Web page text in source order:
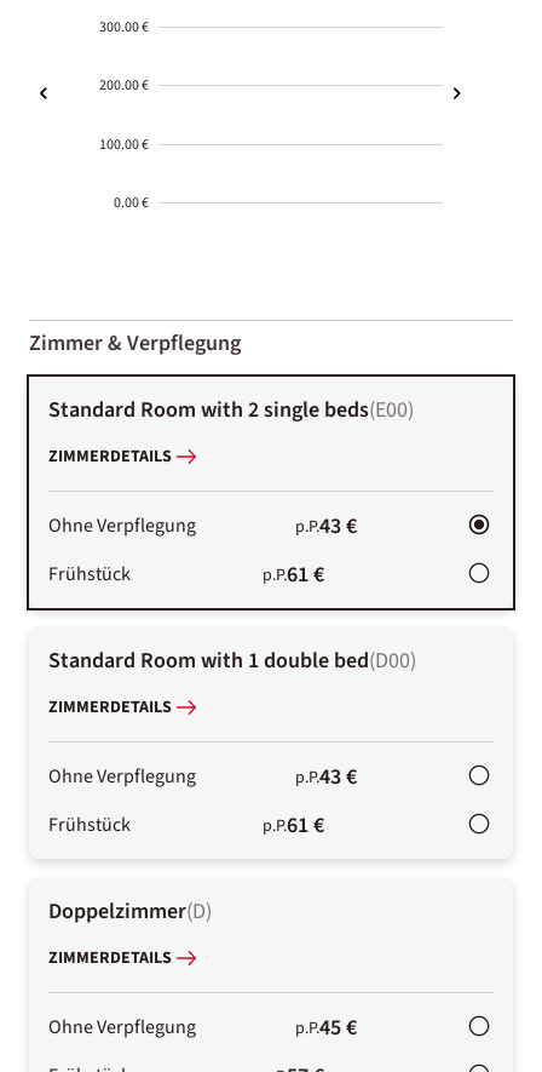
300.00 €
200.00 €
100.00 €
0.00 €
01-02
Zimmer & Verpflegung
Standard Room with 2 single beds(E00)
ZIMMERDETAILS
Ohne Verpflegung p.P.43 €
Frühstück p.P.61 €
Standard Room with 1 double bed(D00)
ZIMMERDETAILS
Ohne Verpflegung p.P.43 €
Frühstück p.P.61 €
Doppelzimmer(D)
ZIMMERDETAILS
Ohne Verpflegung p.P.45 €